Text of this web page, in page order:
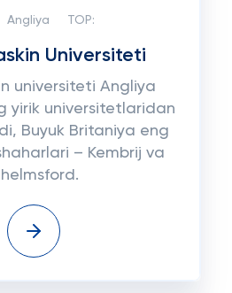
Angliya TOP:
Universiteti
universiteti Angliya
yirik universitetlaridan
Buyuk Britaniya eng
– Kembrij va